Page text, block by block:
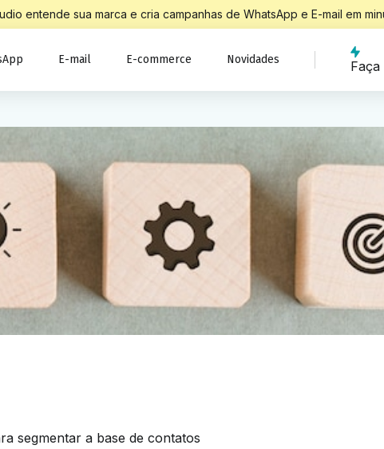
entende sua marca e cria campanhas de WhatsApp e E-mail em
E-mail E-commerce Novidades
segmentar a base de contatos